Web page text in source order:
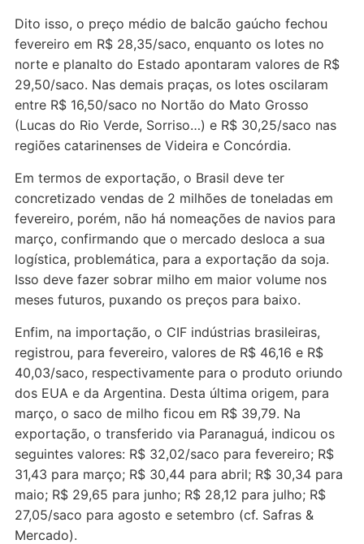
Dito isso, o preço médio de balcão gaúcho fechou
fevereiro em R$ 28,35/saco, enquanto os lotes no
norte e planalto do Estado apontaram valores de R$
29,50/saco. Nas demais praças, os lotes oscilaram
entre R$ 16,50/saco no Nortão do Mato Grosso
(Lucas do Rio Verde, Sorriso…) e R$ 30,25/saco nas
regiões catarinenses de Videira e Concórdia.
Em termos de exportação, o Brasil deve ter
concretizado vendas de 2 milhões de toneladas em
fevereiro, porém, não há nomeações de navios para
março, confirmando que o mercado desloca a sua
logística, problemática, para a exportação da soja.
Isso deve fazer sobrar milho em maior volume nos
meses futuros, puxando os preços para baixo.
Enfim, na importação, o CIF indústrias brasileiras,
registrou, para fevereiro, valores de R$ 46,16 e R$
40,03/saco, respectivamente para o produto oriundo
dos EUA e da Argentina. Desta última origem, para
março, o saco de milho ficou em R$ 39,79. Na
exportação, o transferido via Paranaguá, indicou os
seguintes valores: R$ 32,02/saco para fevereiro; R$
31,43 para março; R$ 30,44 para abril; R$ 30,34 para
maio; R$ 29,65 para junho; R$ 28,12 para julho; R$
27,05/saco para agosto e setembro (cf. Safras &
Mercado).